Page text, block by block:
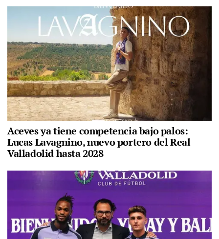
Aceves ya tiene competencia bajo palos:
Lucas Lavagnino, nuevo portero del Real
Valladolid hasta 2028